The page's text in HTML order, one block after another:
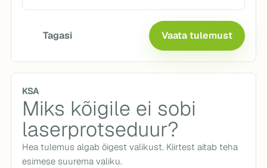
Tagasi Vaata tulemust
KSA
Miks kõigile ei sobi
laserprotseduur?
Hea tulemus algab õigest valikust. Kiirtest aitab teha
esimese suurema valiku.